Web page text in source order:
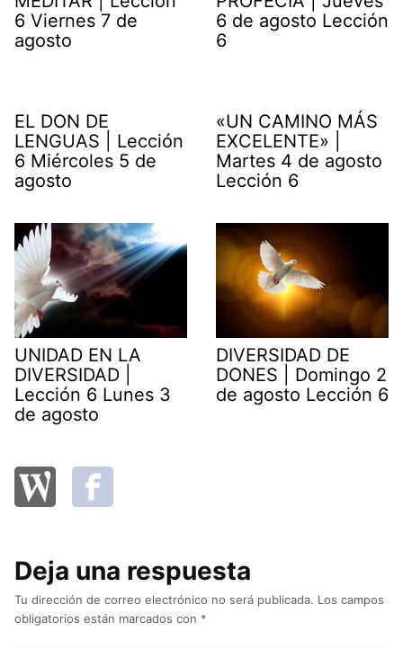
6 Viernes 7 de
agosto
6 de agosto Lección
6
EL DON DE
LENGUAS | Lección
6 Miércoles 5 de
agosto
«UN CAMINO MÁS
EXCELENTE» |
Martes 4 de agosto
Lección 6
UNIDAD EN LA
DIVERSIDAD |
Lección 6 Lunes 3
de agosto
DIVERSIDAD DE
DONES | Domingo 2
de agosto Lección 6
Deja una respuesta
Tu dirección de correo electrónico no será publicada. Los campos
obligatorios están marcados con *